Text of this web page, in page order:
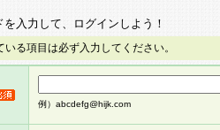
入力して、ログインしよう！
いる項目は必ず入力してください。
例）abcdefg@hijk.com